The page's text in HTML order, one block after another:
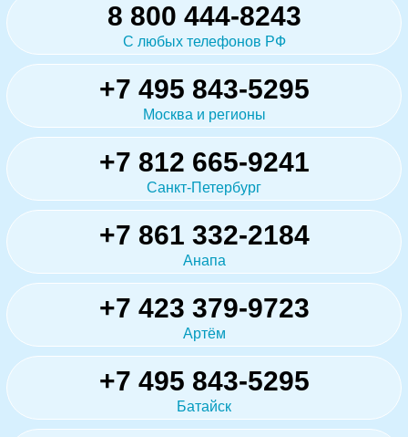
8 800 444-8243
С любых телефонов РФ
+7 495 843-5295
Москва и регионы
+7 812 665-9241
Санкт-Петербург
+7 861 332-2184
Анапа
+7 423 379-9723
Артём
+7 495 843-5295
Батайск